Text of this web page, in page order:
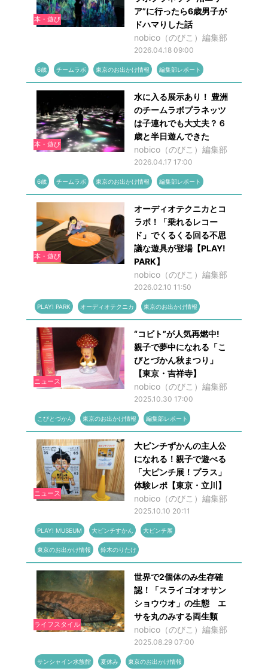
本・遊び
ア”に行ったら6歳男子が
ドハマりした話
nobico（のびこ）編集部
2026.04.18 09:00
6歳 チームラボ 東京のお出かけ情報 編集部レポート
本・遊び
水に入る展示あり！ 豊洲
のチームラボプラネッツ
は子連れでも大丈夫？６
歳と半日遊んできた
nobico（のびこ）編集部
2026.04.17 17:00
6歳 チームラボ 東京のお出かけ情報 編集部レポート
本・遊び
オーディオテクニカとコ
ラボ！「乗れるレコー
ド」でくるくる回る不思
議な遊具が登場【PLAY!
PARK】
nobico（のびこ）編集部
2026.02.10 11:50
PLAY! PARK オーディオテクニカ 東京のお出かけ情報
ニュース
“コビト”が人気再燃中!
親子で夢中になれる「こ
びとづかん秋まつり」
【東京・吉祥寺】
nobico（のびこ）編集部
2025.10.30 17:00
こびとづかん 東京のお出かけ情報 編集部レポート
ニュース
大ピンチずかんの主人公
になれる！親子で遊べる
「大ピンチ展！プラス」
体験レポ【東京・立川】
nobico（のびこ）編集部
2025.10.10 20:11
PLAY! MUSEUM 大ピンチすかん 大ピンチ展
東京のお出かけ情報 鈴木のりたけ
ライフスタイル
世界で2個体のみ生存確
認！「スライゴオオサン
ショウウオ」の生態 エ
サを丸のみする両生類
nobico（のびこ）編集部
2025.08.29 07:00
サンシャイン水族館 夏休み 東京のお出かけ情報